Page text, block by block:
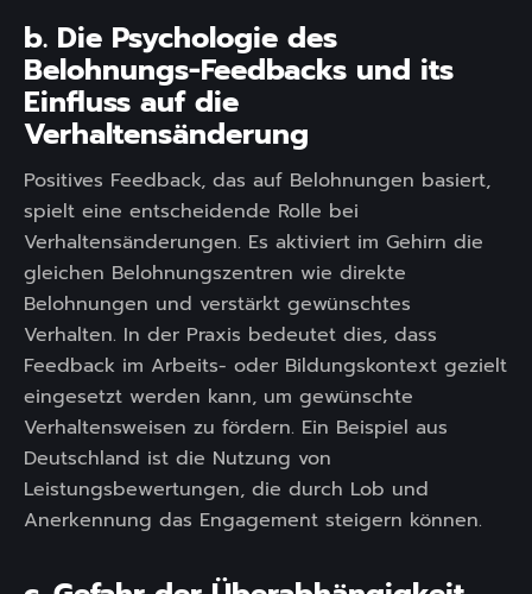
b. Die Psychologie des
Belohnungs-Feedbacks und its
Einfluss auf die
Verhaltensänderung
Positives Feedback, das auf Belohnungen basiert,
spielt eine entscheidende Rolle bei
Verhaltensänderungen. Es aktiviert im Gehirn die
gleichen Belohnungszentren wie direkte
Belohnungen und verstärkt gewünschtes
Verhalten. In der Praxis bedeutet dies, dass
Feedback im Arbeits- oder Bildungskontext gezielt
eingesetzt werden kann, um gewünschte
Verhaltensweisen zu fördern. Ein Beispiel aus
Deutschland ist die Nutzung von
Leistungsbewertungen, die durch Lob und
Anerkennung das Engagement steigern können.